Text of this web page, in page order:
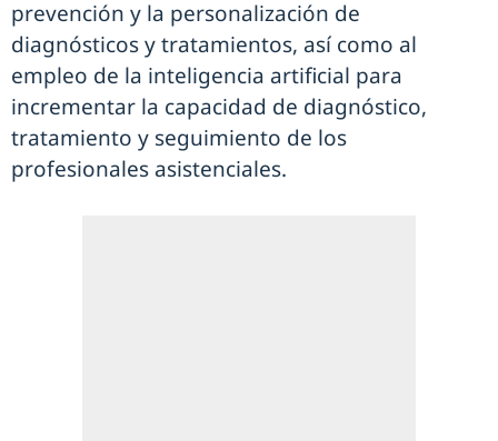
prevención y la personalización de
diagnósticos y tratamientos, así como al
empleo de la inteligencia artificial para
incrementar la capacidad de diagnóstico,
tratamiento y seguimiento de los
profesionales asistenciales.